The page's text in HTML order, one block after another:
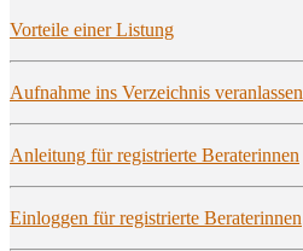
Vor­tei­le einer Listung
Auf­nah­me ins Ver­zeich­nis veranlassen
Anlei­tung für regis­trier­te Beraterinnen
Ein­log­gen für regis­trier­te Beraterinnen